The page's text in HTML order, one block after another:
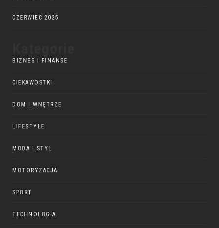
CZERWIEC 2025
BIZNES I FINANSE
CIEKAWOSTKI
DOM I WNĘTRZE
LIFESTYLE
MODA I STYL
MOTORYZACJA
SPORT
TECHNOLOGIA